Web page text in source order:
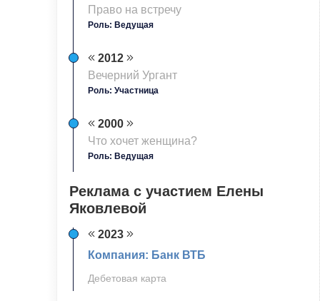
Право на встречу
Роль: Ведущая
2012
Вечерний Ургант
Роль: Участница
2000
Что хочет женщина?
Роль: Ведущая
Реклама с участием Елены
Яковлевой
2023
Компания: Банк ВТБ
Дебетовая карта